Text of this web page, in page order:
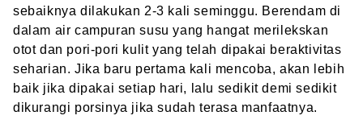
sebaiknya dilakukan 2-3 kali seminggu. Berendam di
dalam air campuran susu yang hangat merilekskan
otot dan pori-pori kulit yang telah dipakai beraktivitas
seharian. Jika baru pertama kali mencoba, akan lebih
baik jika dipakai setiap hari, lalu sedikit demi sedikit
dikurangi porsinya jika sudah terasa manfaatnya.